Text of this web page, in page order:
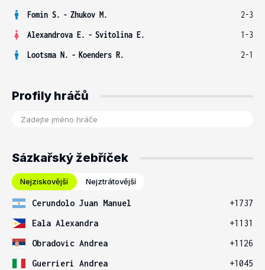
Fomin S. - Zhukov M.
2-3
Alexandrova E. - Svitolina E.
1-3
Lootsma N. - Koenders R. 2-1
Profily hráčů
Sázkařský žebříček
Nejziskovější Nejztrátovější
Cerundolo Juan Manuel
+1737
Eala Alexandra
+1131
Obradovic Andrea
+1126
Guerrieri Andrea
+1045